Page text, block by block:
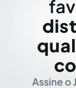
Assine o